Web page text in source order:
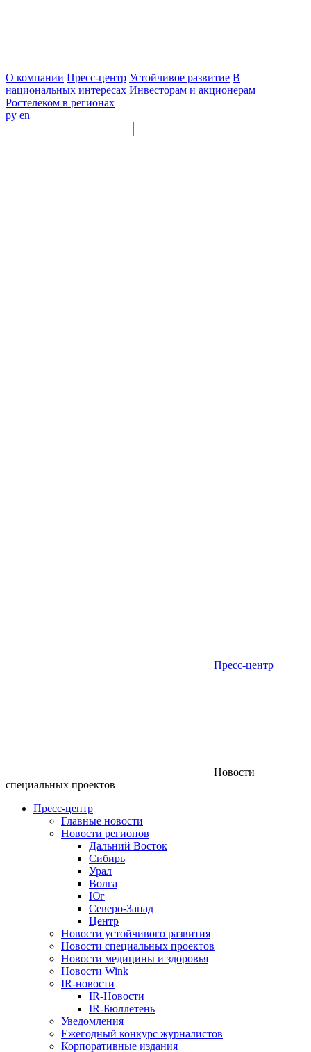
О компании Пресс-центр Устойчивое развитие В
национальных интересах Инвесторам и акционерам
Ростелеком в регионах
ру en
Пресс-центр
Новости
специальных проектов
Пресс-центр
Главные новости
Новости регионов
Дальний Восток
Сибирь
Урал
Волга
Юг
Северо-Запад
Центр
Новости устойчивого развития
Новости специальных проектов
Новости медицины и здоровья
Новости Wink
IR-новости
IR-Новости
IR-Бюллетень
Уведомления
Ежегодный конкурс журналистов
Корпоративные издания